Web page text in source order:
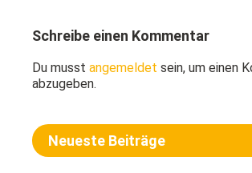
Schreibe einen Kommentar
Du musst angemeldet sein, um einen
abzugeben.
Neueste Beiträge